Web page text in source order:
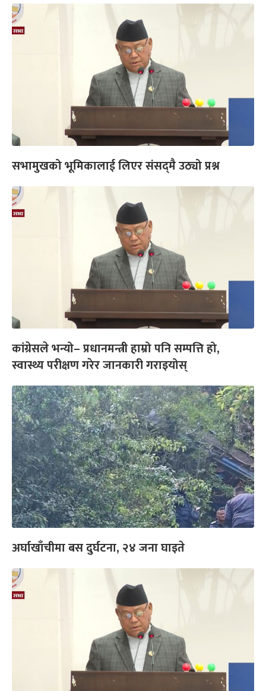
सभामुखको भूमिकालाई लिएर संसद्‌मै उठ्यो प्रश्न
कांग्रेसले भन्यो– प्रधानमन्त्री हाम्रो पनि सम्पत्ति हो,
स्वास्थ्य परीक्षण गरेर जानकारी गराइयोस्
अर्घाखाँचीमा बस दुर्घटना, २४ जना घाइते